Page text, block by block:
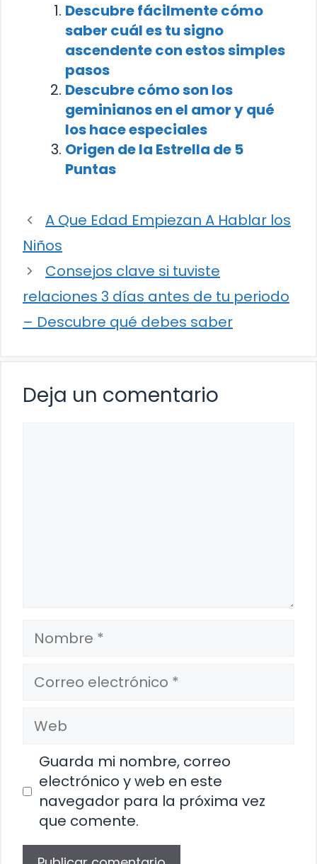
Descubre fácilmente cómo
saber cuál es tu signo
ascendente con estos simples
pasos
Descubre cómo son los
geminianos en el amor y qué
los hace especiales
Origen de la Estrella de 5
Puntas
A Que Edad Empiezan A Hablar los
Niños
Consejos clave si tuviste
relaciones 3 días antes de tu periodo
– Descubre qué debes saber
Deja un comentario
Nombre
Correo
electrónico
Web
Guarda mi nombre, correo
electrónico y web en este
navegador para la próxima vez
que comente.